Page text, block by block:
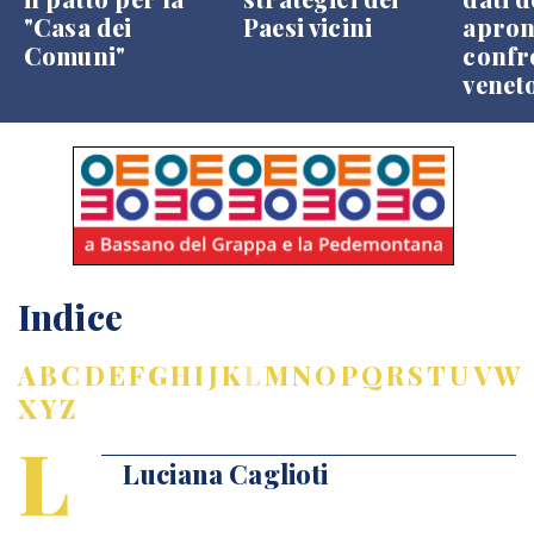
"Casa dei
Comuni"
Paesi vicini
Indice
ABCDEFGHIJKLMNOPQRSTUVW
XYZ
L Luciana Caglioti